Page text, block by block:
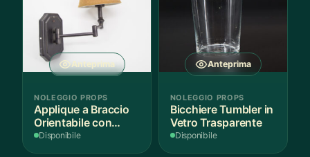
Anteprima
NOLEGGIO PROPS
Applique a Braccio
Orientabile con
Paralume Tessuto
Disponibile
Anteprima
NOLEGGIO PROPS
Bicchiere Tumbler in
Vetro Trasparente
Disponibile